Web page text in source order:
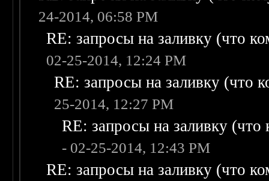
24-2014, 06:58 PM
RE: запросы на заливку (что
02-25-2014, 12:24 PM
RE: запросы на заливку (что
25-2014, 12:27 PM
RE: запросы на заливку
- 02-25-2014, 12:43 PM
RE: запросы на заливку (что